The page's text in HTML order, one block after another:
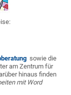
sowie die
am Zentrum für
hinaus finden
mit Word